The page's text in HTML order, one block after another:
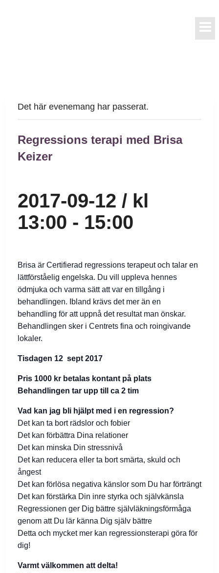
Det här evenemang har passerat.
Regressions terapi med Brisa
Keizer
2017-09-12 / kl
13:00 - 15:00
Brisa är Certifierad regressions terapeut och talar en
lättförståelig engelska. Du vill uppleva hennes
ödmjuka och varma sätt att var en tillgång i
behandlingen. Ibland krävs det mer än en
behandling för att uppnå det resultat man önskar.
Behandlingen sker i Centrets fina och roingivande
lokaler.
Tisdagen 12 sept 2017
Pris 1000 kr betalas kontant på plats
Behandlingen tar upp till ca 2 tim
Vad kan jag bli hjälpt med i en regression?
Det kan ta bort rädslor och fobier
Det kan förbättra Dina relationer
Det kan minska Din stressnivå
Det kan reducera eller ta bort smärta, skuld och
ångest
Det kan förlösa negativa känslor som Du har förträngt
Det kan förstärka Din inre styrka och självkänsla
Regressionen ger Dig bättre självläkningsförmåga
genom att Du lär känna Dig själv bättre
Detta och mycket mer kan regressionsterapi göra för
dig!
Varmt välkommen att delta!